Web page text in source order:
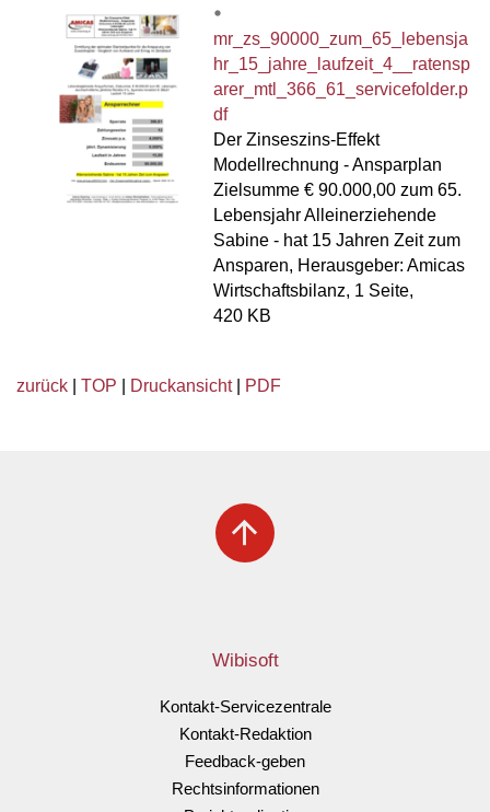
mr_zs_90000_zum_65_lebensja
hr_15_jahre_laufzeit_4__ratensp
arer_mtl_366_61_servicefolder.p
df
Der Zinseszins-Effekt
Modellrechnung - Ansparplan
Zielsumme € 90.000,00 zum 65.
Lebensjahr Alleinerziehende
Sabine - hat 15 Jahren Zeit zum
Ansparen, Herausgeber: Amicas
Wirtschaftsbilanz, 1 Seite,
420 KB
zurück TOP Druckansicht| PDF
arrow_upward
Wibisoft
Kontakt-Servicezentrale
Kontakt-Redaktion
Feedback-geben
Rechtsinformationen